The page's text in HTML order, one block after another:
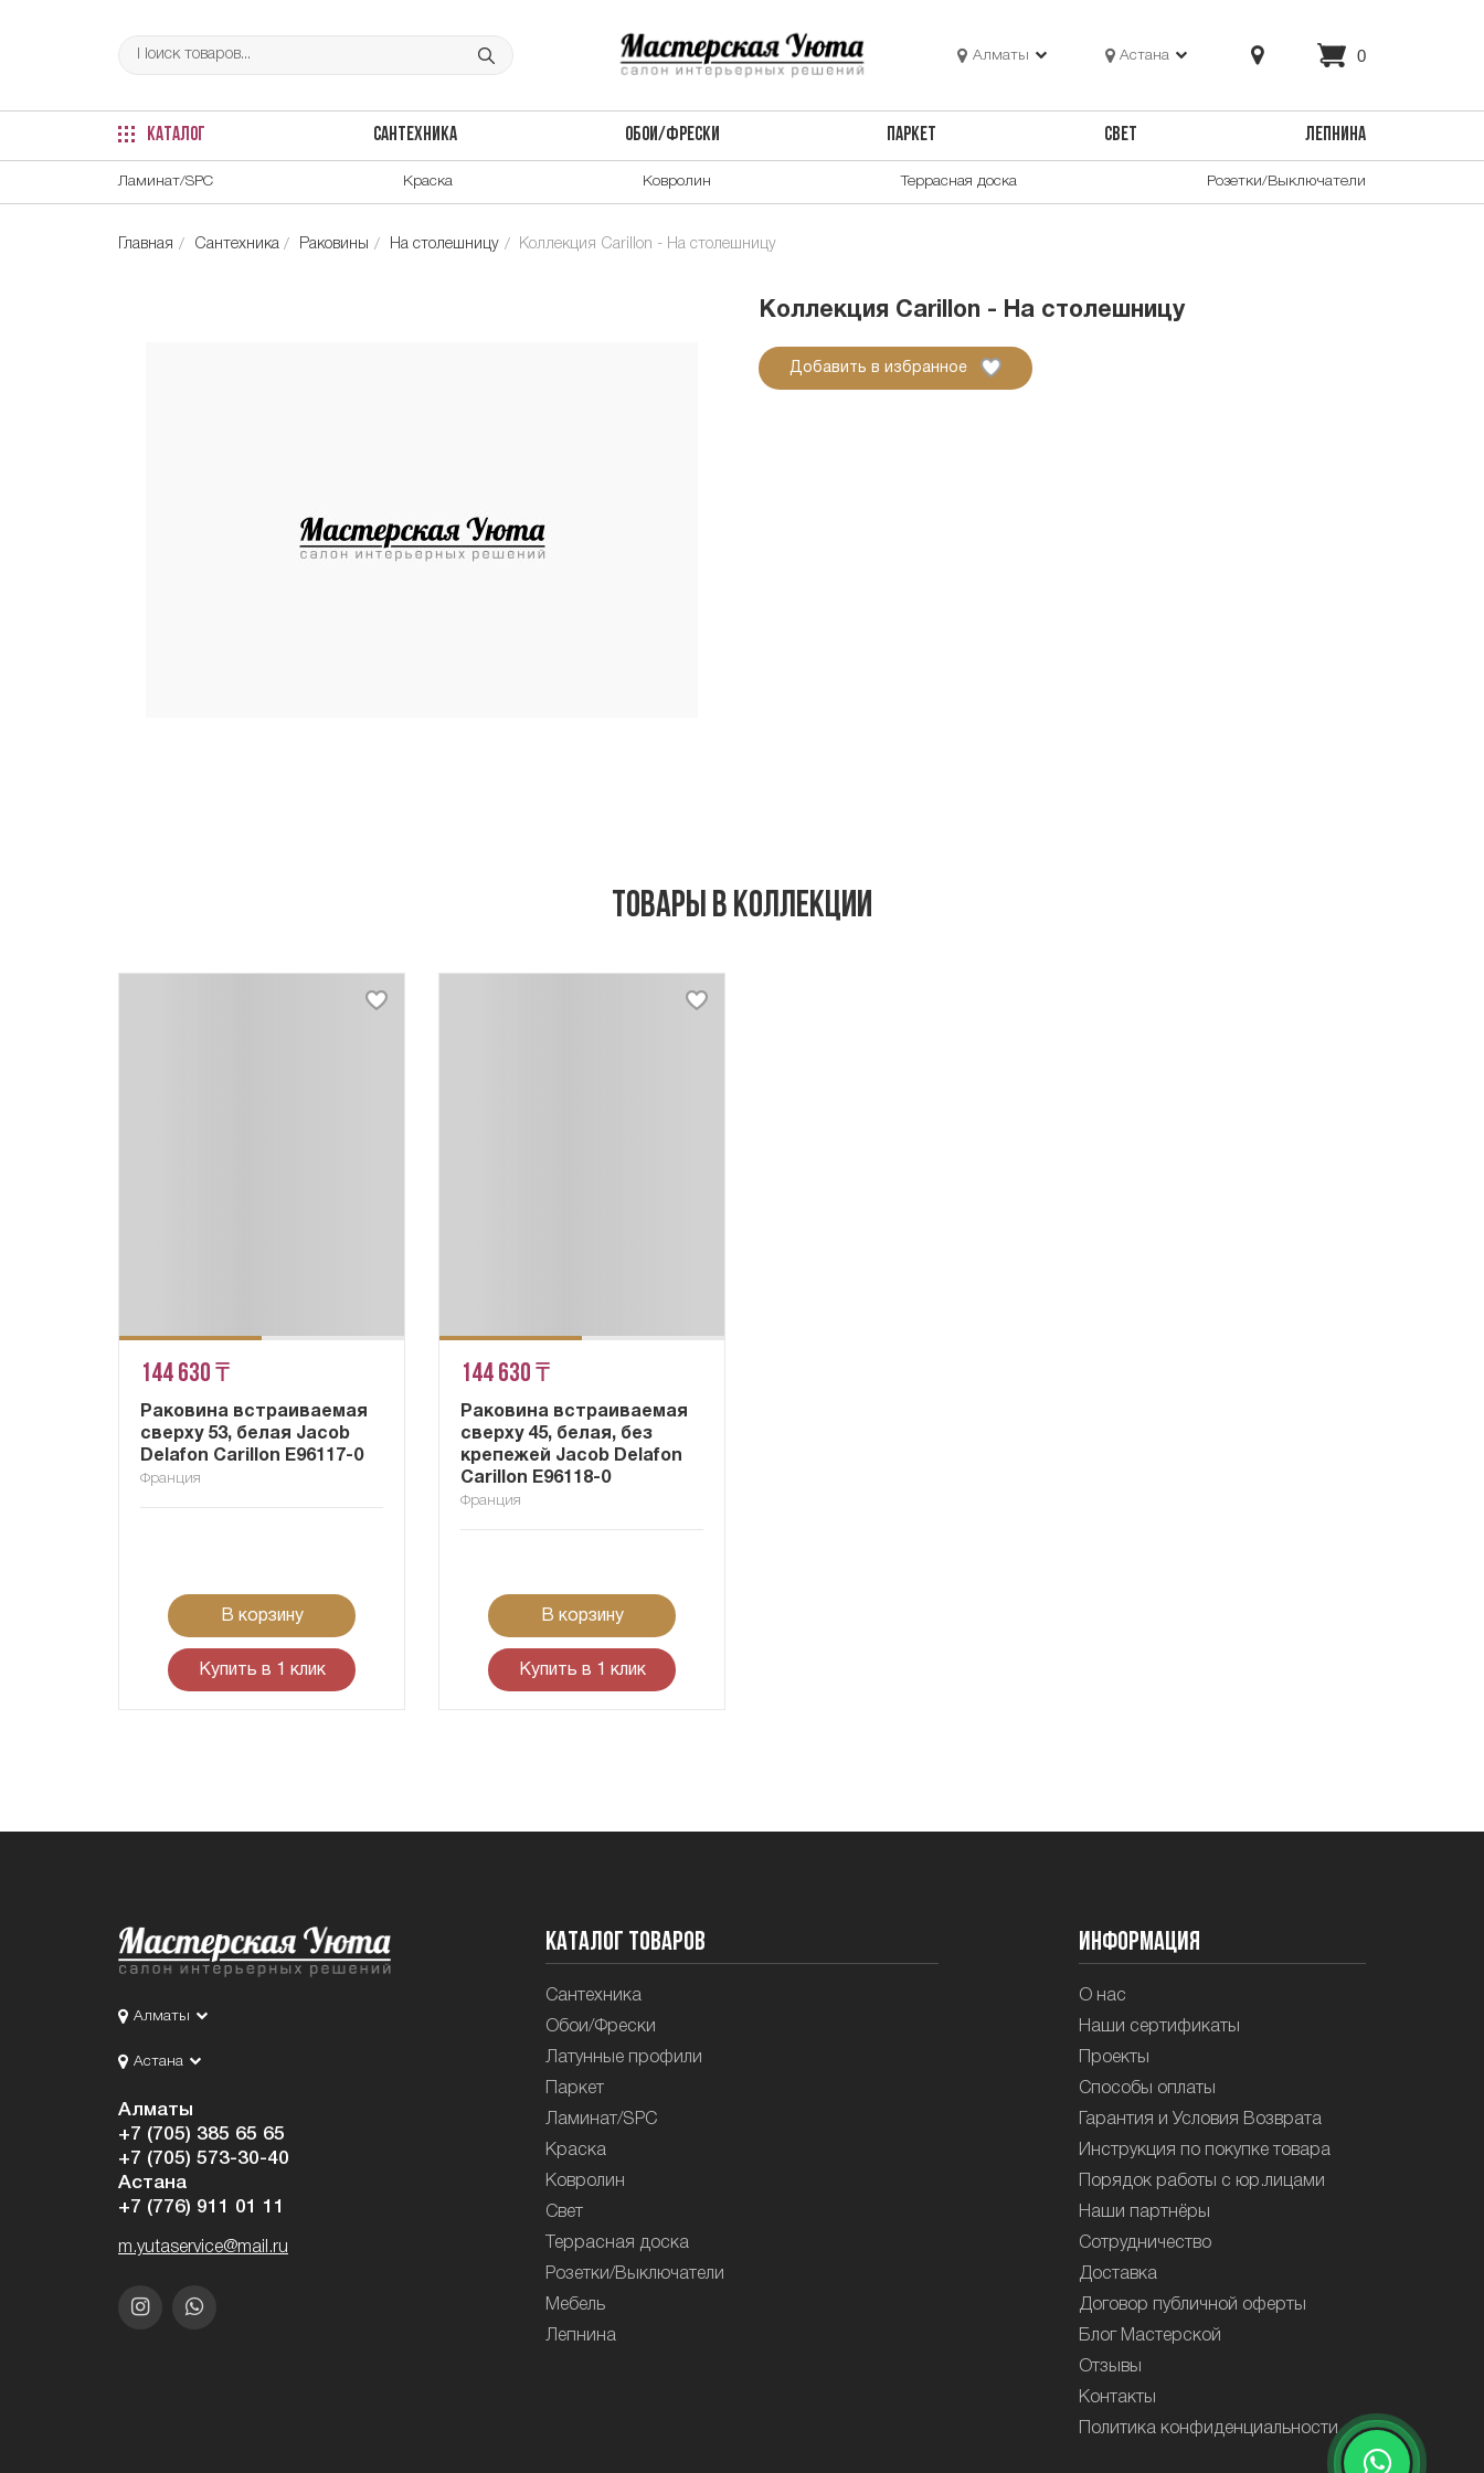
Алматы Астана 0
КАТАЛОГ САНТЕХНИКА ОБОИ/ФРЕСКИ ПАРКЕТ СВЕТ ЛЕПНИНА
Ламинат/SPC Краска Ковролин Террасная доска Розетки/Выключатели
Главная Сантехника Раковины На столешницу Коллекция Carillon - На столешницу
Коллекция Carillon - На столешницу
Добавить в избранное
Товары в коллекции
144 630 ₸
Раковина встраиваемая
сверху 53, белая Jacob
Delafon Carillon E96117-0
Франция
В корзину
Купить в 1 клик
144 630 ₸
Раковина встраиваемая
сверху 45, белая, без
крепежей Jacob Delafon
Carillon E96118-0
Франция
В корзину
Купить в 1 клик
Алматы
Астана
Алматы
+7 (705) 385 65 65
+7 (705) 573-30-40
Астана
+7 (776) 911 01 11
m.yutaservice@mail.ru
Каталог товаров
Сантехника
Обои/Фрески
Латунные профили
Паркет
Ламинат/SPC
Краска
Ковролин
Свет
Террасная доска
Розетки/Выключатели
Мебель
Лепнина
Информация
О нас
Наши сертификаты
Проекты
Способы оплаты
Гарантия и Условия Возврата
Инструкция по покупке товара
Порядок работы с юр.лицами
Наши партнёры
Сотрудничество
Доставка
Договор публичной оферты
Блог Мастерской
Отзывы
Контакты
Политика конфиденциальности